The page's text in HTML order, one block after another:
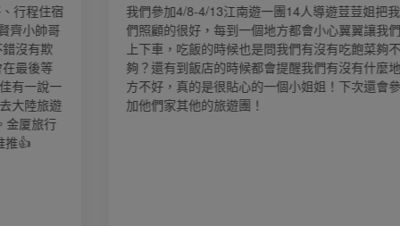
江南遊一團14人導遊荳荳姐把我
到一個地方都會小心翼翼讓我們
候也是問我們有沒有吃飽菜夠不
時候都會提醒我們有沒有什麼地
貼心的一個小姐姐！下次還會參
遊團！
上次參加上海及杭州烏鎮
再度選擇金廈旅行社，再
排行程！ 張家界 「奇峰
山岳地形聞名，也看到了
具視覺震撼的感受👍 天
矇的，也感受到霧看美景